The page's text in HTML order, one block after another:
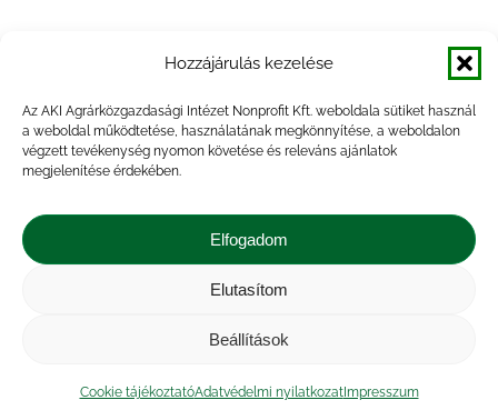
Hozzájárulás kezelése
Az AKI Agrárközgazdasági Intézet Nonprofit Kft. weboldala sütiket használ
a weboldal működtetése, használatának megkönnyítése, a weboldalon
végzett tevékenység nyomon követése és releváns ajánlatok
megjelenítése érdekében.
Elfogadom
Elutasítom
Beállítások
Cookie tájékoztatóAdatvédelmi nyilatkozatImpresszum
árumérlege, 2014. év
árumérlege, 2014. félév
Közérdekű adatok
| Adatvédelmi nyilatkozat |